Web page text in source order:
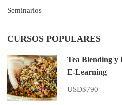
OBESIDAD
Seminarios
CURSOS POPULARES
Tea Blending y
E-Learning
USD$790